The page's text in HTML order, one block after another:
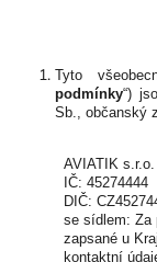
Tyto
podmínky“)
Sb., občanský
AVIATIK s.r.o.
IČ: 45274444
DIČ:
se sídlem: Za
zapsané u
kontaktní